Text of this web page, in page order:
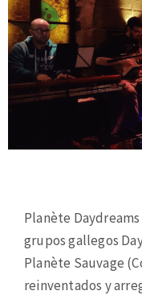
Planète
grupos gallegos
Planète Sauvage
reinventados y